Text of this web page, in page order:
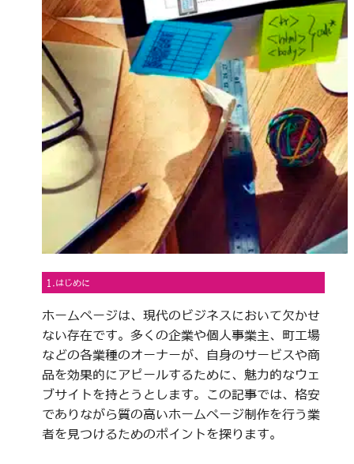
1.はじめに
ホームページは、現代のビジネスにおいて欠かせ
ない存在です。多くの企業や個人事業主、町工場
などの各業種のオーナーが、自身のサービスや商
品を効果的にアピールするために、魅力的なウェ
ブサイトを持とうとします。この記事では、格安
でありながら質の高いホームページ制作を行う業
者を見つけるためのポイントを探ります。